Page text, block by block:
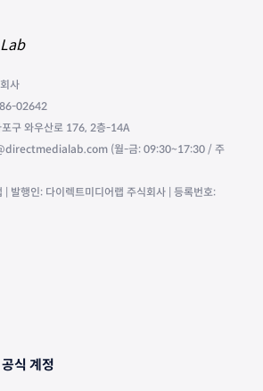
사
02642
구 와우산로 176, 2층-14A
(월-금: 09:30~17:30 / 주
| 발행인: 다이렉트미디어랩 주식회사 | 등록번호:
식 계정